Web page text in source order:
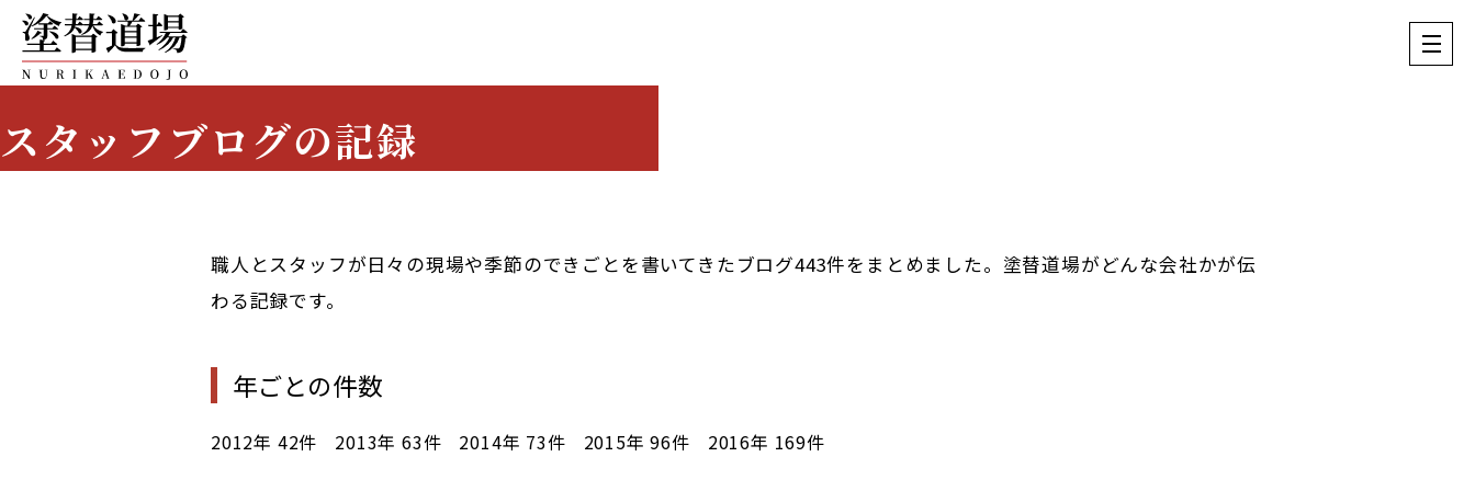
スタッフブログの記録
職人とスタッフが日々の現場や季節のできごとを書いてきたブログ443件をまとめました。塗替道場がどんな会社かが伝
わる記録です。
年ごとの件数
2012年 42件 2013年63件 2014年 73件 2015年96件 2016年 169件